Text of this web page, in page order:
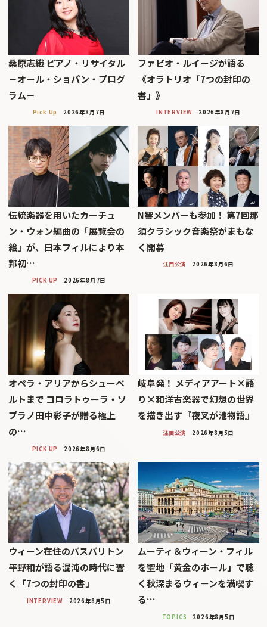
桑原志織 ピアノ・リサイタル
－オール・ショパン・プログ
ラム－
Pick Up 2026年8月7日
ファビオ・ルイージが語る
《オラトリオ「7つの封印の
書」》
INTERVIEW 2026年8月7日
伝統楽器を用いたカーチュ
ン・ウォン編曲の「展覧会の
絵」が、日本フィルにより本
邦初…
PICK UP 2026年8月7日
N響メンバーも参加！ 第7回那
須クラシック音楽祭がまもな
く開幕
注目公演 2026年8月6日
オペラ・アリアからシューベ
ルトまで コロラトゥーラ・ソ
プラノ田中彩子が贈る極上
の…
PICK UP 2026年8月6日
岐阜発！ メディアアート×語
り×和洋古楽器で幻想の世界
を描き出す『夜叉が池物語』
注目公演 2026年8月5日
ウィーン在住のバスバリトン
平野和が語る混沌の時代に響
く「7つの封印の書」
INTERVIEW 2026年8月5日
ムーティ＆ウィーン・フィル
を聖地「黄金のホール」で聴
く秋深まるウィーンを満喫す
る…
TOPICS 2026年8月5日